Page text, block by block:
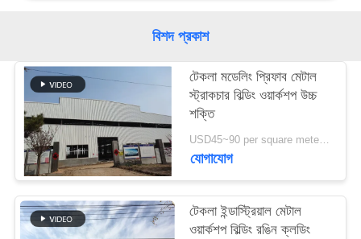
মামলা
সাইট
ম্যাপ
বিশদ প্রকাশ
টেকলা মডেলিং প্রিফাব মেটাল
স্ট্রাকচার বিল্ডিং ওয়ার্কশপ উচ্চ
শক্তি
USD45~90 per square meter MOQ:1000 বর্গ মিটার
যোগাযোগ
টেকলা ইন্ডাস্ট্রিয়াল মেটাল
ওয়ার্কশপ বিল্ডিং রঙিন ক্লডিং